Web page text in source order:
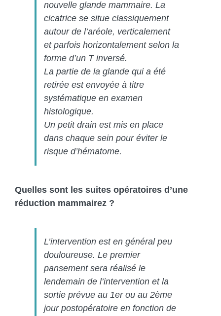
nouvelle glande mammaire. La
cicatrice se situe classiquement
autour de l’aréole, verticalement
et parfois horizontalement selon la
forme d’un T inversé.
La partie de la glande qui a été
retirée est envoyée à titre
systématique en examen
histologique.
Un petit drain est mis en place
dans chaque sein pour éviter le
risque d’hématome.
Quelles sont les suites opératoires d’une
réduction mammairez ?
L’intervention est en général peu
douloureuse. Le premier
pansement sera réalisé le
lendemain de l’intervention et la
sortie prévue au 1er ou au 2ème
jour postopératoire en fonction de